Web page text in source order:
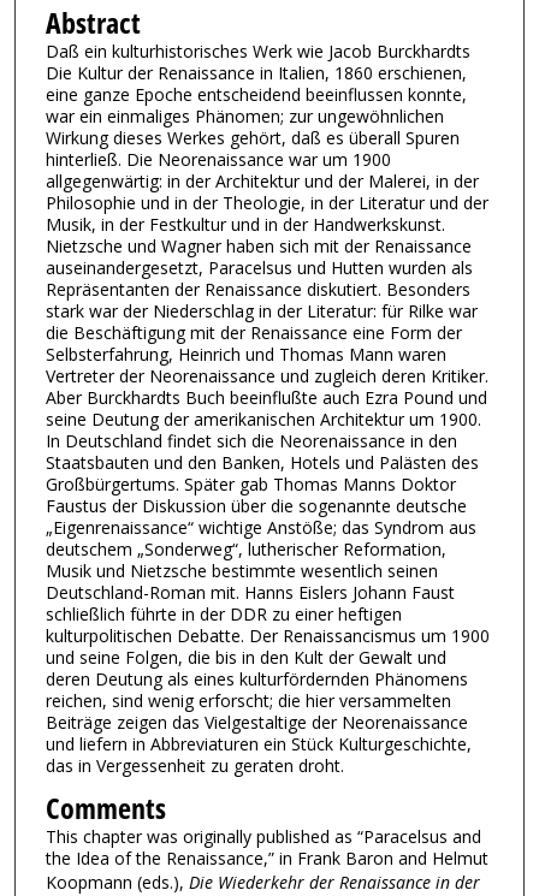
Abstract
Daß ein kulturhistorisches Werk wie Jacob Burckhardts
Die Kultur der Renaissance in Italien, 1860 erschienen,
eine ganze Epoche entscheidend beeinflussen konnte,
war ein einmaliges Phänomen; zur ungewöhnlichen
Wirkung dieses Werkes gehört, daß es überall Spuren
hinterließ. Die Neorenaissance war um 1900
allgegenwärtig: in der Architektur und der Malerei, in der
Philosophie und in der Theologie, in der Literatur und der
Musik, in der Festkultur und in der Handwerkskunst.
Nietzsche und Wagner haben sich mit der Renaissance
auseinandergesetzt, Paracelsus und Hutten wurden als
Repräsentanten der Renaissance diskutiert. Besonders
stark war der Niederschlag in der Literatur: für Rilke war
die Beschäftigung mit der Renaissance eine Form der
Selbsterfahrung, Heinrich und Thomas Mann waren
Vertreter der Neorenaissance und zugleich deren Kritiker.
Aber Burckhardts Buch beeinflußte auch Ezra Pound und
seine Deutung der amerikanischen Architektur um 1900.
In Deutschland findet sich die Neorenaissance in den
Staatsbauten und den Banken, Hotels und Palästen des
Großbürgertums. Später gab Thomas Manns Doktor
Faustus der Diskussion über die sogenannte deutsche
„Eigenrenaissance“ wichtige Anstöße; das Syndrom aus
deutschem „Sonderweg“, lutherischer Reformation,
Musik und Nietzsche bestimmte wesentlich seinen
Deutschland-Roman mit. Hanns Eislers Johann Faust
schließlich führte in der DDR zu einer heftigen
kulturpolitischen Debatte. Der Renaissancismus um 1900
und seine Folgen, die bis in den Kult der Gewalt und
deren Deutung als eines kulturfördernden Phänomens
reichen, sind wenig erforscht; die hier versammelten
Beiträge zeigen das Vielgestaltige der Neorenaissance
und liefern in Abbreviaturen ein Stück Kulturgeschichte,
das in Vergessenheit zu geraten droht.
Comments
This chapter was originally published as “Paracelsus and
the Idea of the Renaissance,” in Frank Baron and Helmut
Koopmann (eds.), Die Wiederkehr der Renaissance in der